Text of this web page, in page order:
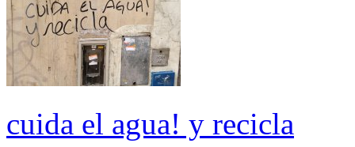
cuida el agua! y recicla